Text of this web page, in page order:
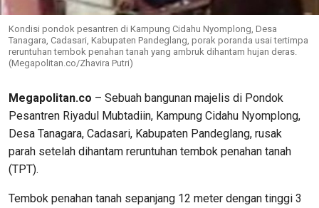
Kondisi pondok pesantren di Kampung Cidahu Nyomplong, Desa
Tanagara, Cadasari, Kabupaten Pandeglang, porak poranda usai tertimpa
reruntuhan tembok penahan tanah yang ambruk dihantam hujan deras.
(Megapolitan.co/Zhavira Putri)
Megapolitan.co – Sebuah bangunan majelis di Pondok
Pesantren Riyadul Mubtadiin, Kampung Cidahu Nyomplong,
Desa Tanagara, Cadasari, Kabupaten Pandeglang, rusak
parah setelah dihantam reruntuhan tembok penahan tanah
(TPT).
Tembok penahan tanah sepanjang 12 meter dengan tinggi 3